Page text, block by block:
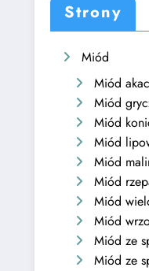
Strony
Miód
Miód
Miód
Miód
Miód
Miód
Miód
Miód
Miód
Miód ze
Miód ze